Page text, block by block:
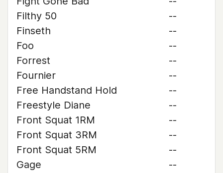
Filthy 50
--
Finseth
--
Foo
--
Forrest
--
Fournier
--
Free Handstand Hold
--
Freestyle Diane
--
Front Squat 1RM
--
Front Squat 3RM
--
Front Squat 5RM
--
Gage
--